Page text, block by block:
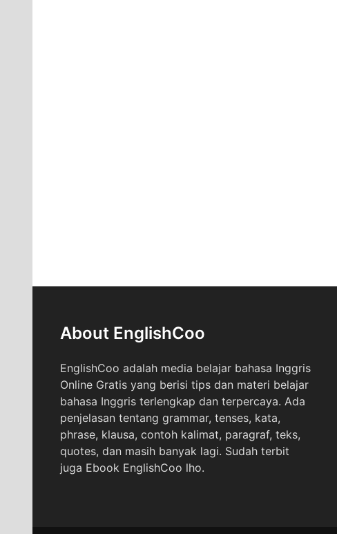
About EnglishCoo
EnglishCoo adalah media belajar bahasa Inggris
Online Gratis yang berisi tips dan materi belajar
bahasa Inggris terlengkap dan terpercaya. Ada
penjelasan tentang grammar, tenses, kata,
phrase, klausa, contoh kalimat, paragraf, teks,
quotes, dan masih banyak lagi. Sudah terbit
juga Ebook EnglishCoo lho.